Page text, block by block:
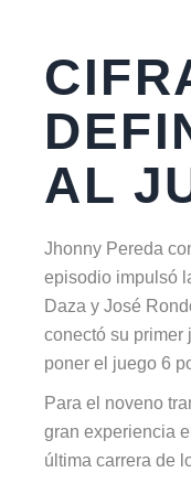
AL
Jhonny Pereda
episodio impulsó
Daza y José
conectó su primer
poner el juego 6
Para el noveno
gran experiencia
última carrera de